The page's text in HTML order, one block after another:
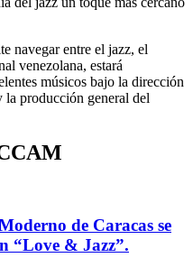
navegar entre el jazz, el
venezolana, estará
músicos bajo la dirección
la producción general del
de Caracas se
“Love & Jazz”.